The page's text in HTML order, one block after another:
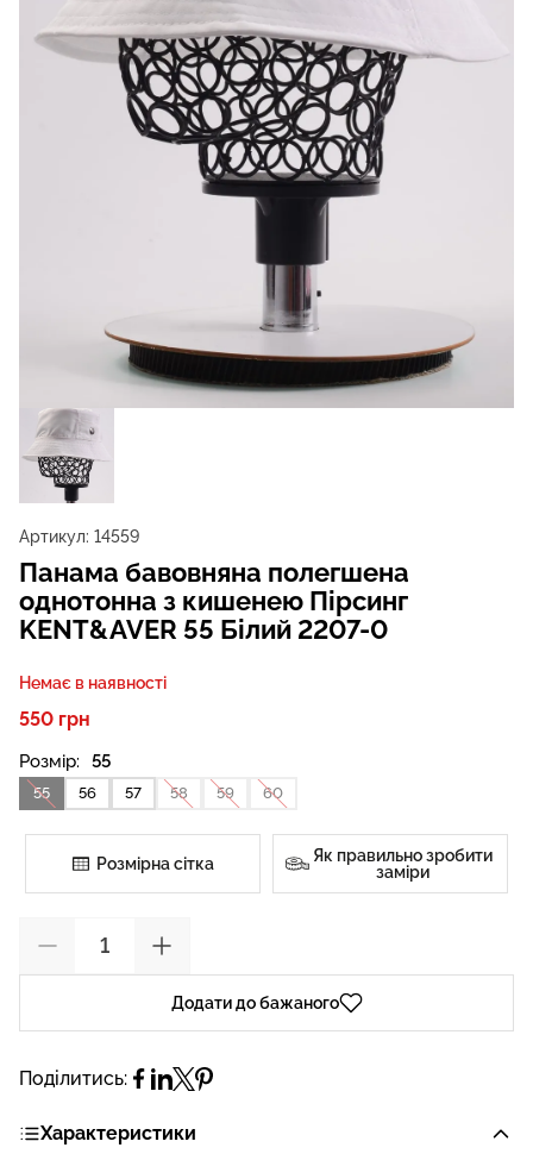
Артикул: 14559
Панама бавовняна полегшена
однотонна з кишенею Пірсинг
KENT&AVER 55 Білий 2207-0
Немає в наявності
550 грн
Розмір: 55
55 56 57 58 59 60
Розмірна сітка
Як правильно зробити
заміри
Додати до бажаного
Поділитись:
Характеристики